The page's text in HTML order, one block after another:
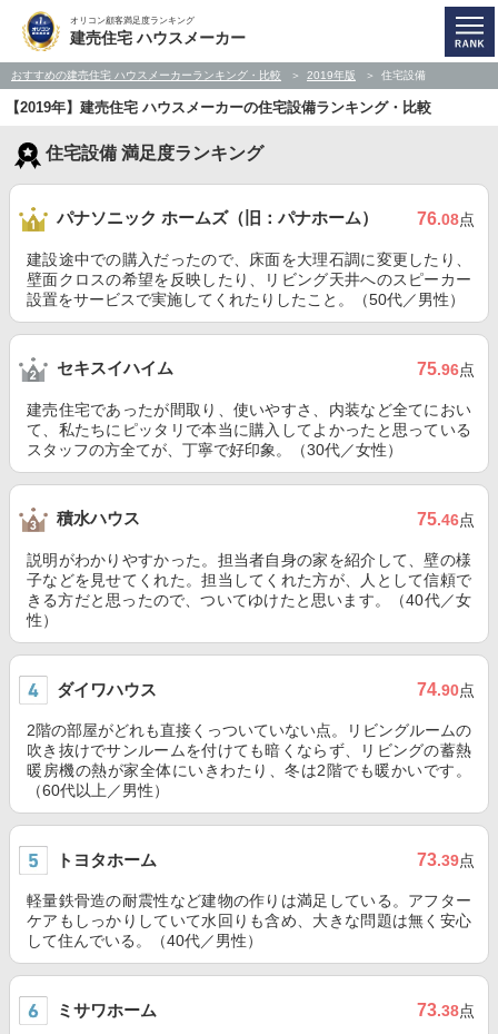
オリコン顧客満足度ランキング
建売住宅 ハウスメーカー
おすすめの建売住宅 ハウスメーカーランキング・比較 2019年版 住宅設備
【2019年】建売住宅 ハウスメーカーの住宅設備ランキング・比較
住宅設備 満足度ランキング
パナソニック ホームズ（旧：パナホーム） 76.08点
建設途中での購入だったので、床面を大理石調に変更したり、
壁面クロスの希望を反映したり、リビング天井へのスピーカー
設置をサービスで実施してくれたりしたこと。（50代／男性）
セキスイハイム 75.96点
建売住宅であったが間取り、使いやすさ、内装など全てにおい
て、私たちにピッタリで本当に購入してよかったと思っている
スタッフの方全てが、丁寧で好印象。（30代／女性）
積水ハウス 75.46点
説明がわかりやすかった。担当者自身の家を紹介して、壁の様
子などを見せてくれた。担当してくれた方が、人として信頼で
きる方だと思ったので、ついてゆけたと思います。（40代／女
性）
ダイワハウス 74.90点
2階の部屋がどれも直接くっついていない点。リビングルームの
吹き抜けでサンルームを付けても暗くならず、リビングの蓄熱
暖房機の熱が家全体にいきわたり、冬は2階でも暖かいです。
（60代以上／男性）
トヨタホーム 73.39点
軽量鉄骨造の耐震性など建物の作りは満足している。アフター
ケアもしっかりしていて水回りも含め、大きな問題は無く安心
して住んでいる。（40代／男性）
ミサワホーム 73.38点